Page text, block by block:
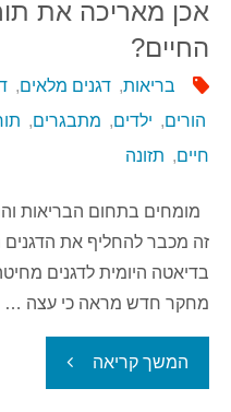
אכן מאריכה את
החיים?
בריאות, דגנים מלאים,
הורים, ילדים, מתבגרים,
חיים, תזונה
מומחים בתחום הבריאות
זה מכבר להחליף את הדגנים
בדיאטה היומית לדגנים
מחקר חדש מראה כי עצה …
המשך קריאה"האם